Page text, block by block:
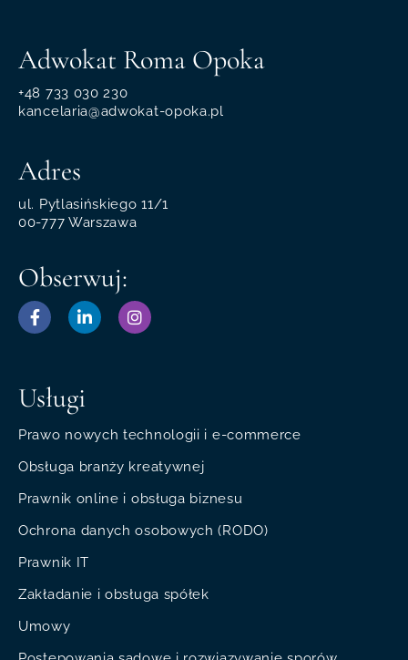
Adwokat Roma Opoka
+48 733 030 230
kancelaria@adwokat-opoka.pl
Adres
ul. Pytlasińskiego 11/1
00-777 Warszawa
Obserwuj:
Usługi
Prawo nowych technologii i e-commerce
Obsługa branży kreatywnej
Prawnik online i obsługa biznesu
Ochrona danych osobowych (RODO)
Prawnik IT
Zakładanie i obsługa spółek
Umowy